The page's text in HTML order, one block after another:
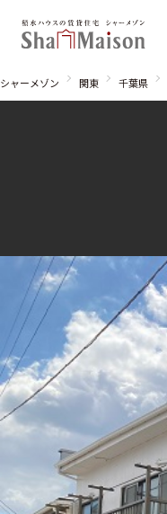
関西
シャーメゾン 関東 千葉県